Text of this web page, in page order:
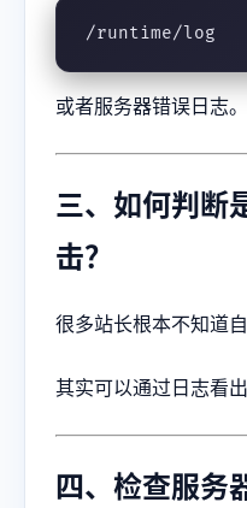
/runtime/log
或者服务器错误日志。
三、如何判断
击？
很多站长根本不知道自
其实可以通过日志看出
四、检查服务